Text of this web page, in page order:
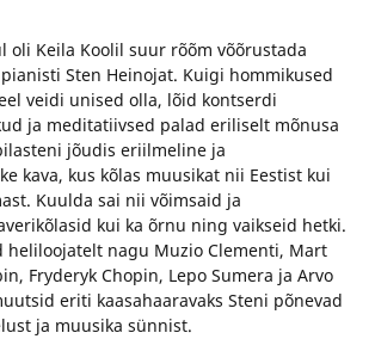
oli Keila Koolil suur rõõm võõrustada
Sten Heinojat. Kuigi hommikused
veidi unised olla, lõid kontserdi
ja meditatiivsed palad eriliselt mõnusa
jõudis eriilmeline ja
kava, kus kõlas muusikat nii Eestist kui
Kuulda sai nii võimsaid ja
kui ka õrnu ning vaikseid hetki.
heliloojatelt nagu Muzio Clementi, Mart
Fryderyk Chopin, Lepo Sumera ja Arvo
eriti kaasahaaravaks Steni põnevad
ja muusika sünnist.